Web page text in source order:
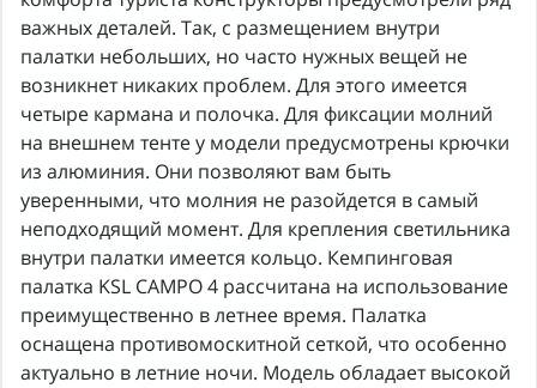
важных деталей. Так, с размещением внутри
палатки небольших, но часто нужных вещей не
возникнет никаких проблем. Для этого имеется
четыре кармана и полочка. Для фиксации молний
на внешнем тенте у модели предусмотрены крючки
из алюминия. Они позволяют вам быть
уверенными, что молния не разойдется в самый
неподходящий момент. Для крепления светильника
внутри палатки имеется кольцо. Кемпинговая
палатка KSL CAMPO 4 рассчитана на использование
преимущественно в летнее время. Палатка
оснащена противомоскитной сеткой, что особенно
актуально в летние ночи. Модель обладает высокой